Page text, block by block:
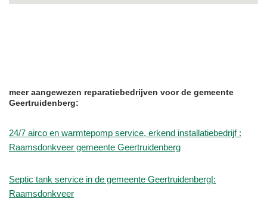
meer aangewezen reparatiebedrijven voor de gemeente
Geertruidenberg:
24/7 airco en warmtepomp service, erkend installatiebedrijf :
Raamsdonkveer gemeente Geertruidenberg
Septic tank service in de gemeente Geertruidenberg|:
Raamsdonkveer